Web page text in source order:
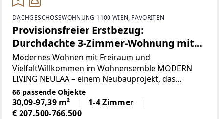
DACHGESCHOSSWOHNUNG 1100 WIEN, FAVORITEN
Provisionsfreier Erstbezug:
Durchdachte 3-Zimmer-Wohnung mit
großzügiger Freifläche in U-Bahn-Nähe
Modernes Wohnen mit Freiraum und
VielfaltWillkommen im Wohnensemble MODERN
LIVING NEULAA – einem Neubauprojekt, das
urbanes Leben mit großzügigen Freiflächen und
vielfältigen Wohnformen verbindet. In dem
dynamisch wachsenden 10. Wiener Bezirk
66 passende Objekte
30,09-97,39 m²
1-4 Zimmer
€ 207.500-766.500